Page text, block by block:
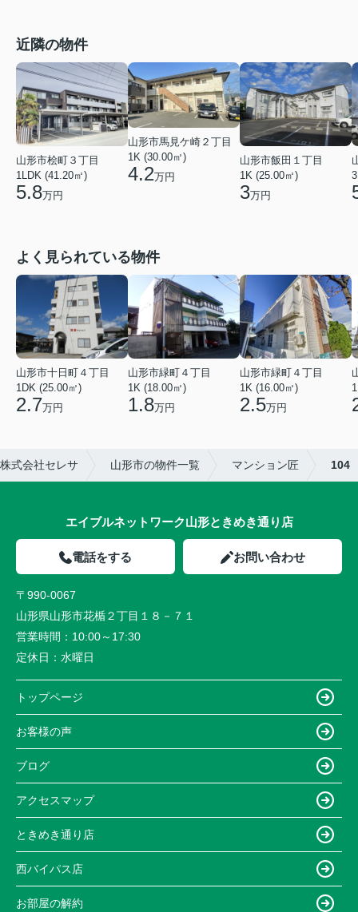
近隣の物件
山形市桧町３丁目
1LDK (41.20㎡)
5.8万円
山形市馬見ケ崎２丁目
1K (30.00㎡)
4.2万円
山形市飯田１丁目
1K (25.00㎡)
3万円
よく見られている物件
山形市十日町４丁目
1DK (25.00㎡)
2.7万円
山形市緑町４丁目
1K (18.00㎡)
1.8万円
山形市緑町４丁目
1K (16.00㎡)
2.5万円
式会社セレサ 山形市の物件一覧 マンション匠 104
エイブルネットワーク山形ときめき通り店
電話をする お問い合わせ
〒990-0067
山形県山形市花楯２丁目１８－７１
営業時間： 10:00～17:30
定休日： 水曜日
トップページ
お客様の声
ブログ
アクセスマップ
ときめき通り店
西バイパス店
お部屋の解約